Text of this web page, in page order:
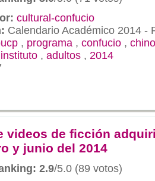
cultural-confucio
Calendario Académico 2014 -
, programa , confucio , chino
instituto , adultos , 2014
videos de ficción
y junio del 2014
2.9/5.0 (89 votos)